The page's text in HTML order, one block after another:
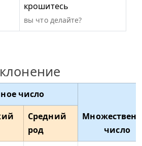
крошитесь
вы что делайте?
число
число
Средний
род